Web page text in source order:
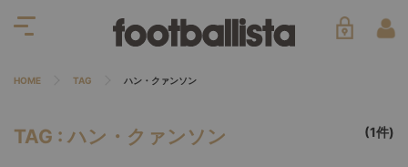
HOME TAG ハン・クァンソン
TAG : ハン・クァンソン (1件)